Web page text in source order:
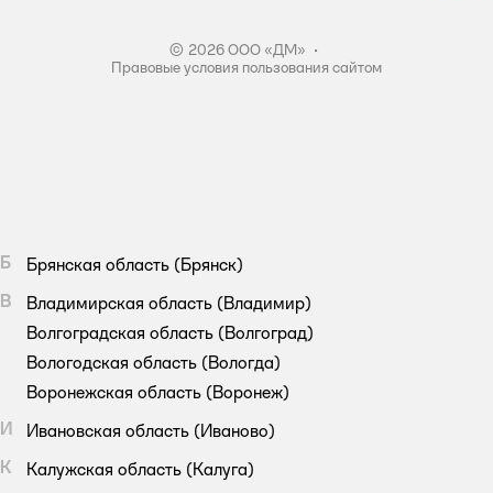
© 2026 ООО «ДМ» •
Правовые условия пользования сайтом
Б Брянская область (Брянск)
В
Владимирская область (Владимир)
Волгоградская область (Волгоград)
Вологодская область (Вологда)
Воронежская область (Воронеж)
И
Ивановская область (Иваново)
К
Калужская область (Калуга)